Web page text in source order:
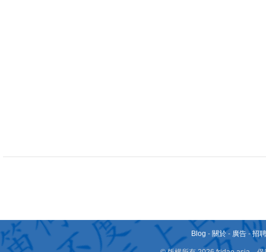
Blog - 關於 - 廣告 -招